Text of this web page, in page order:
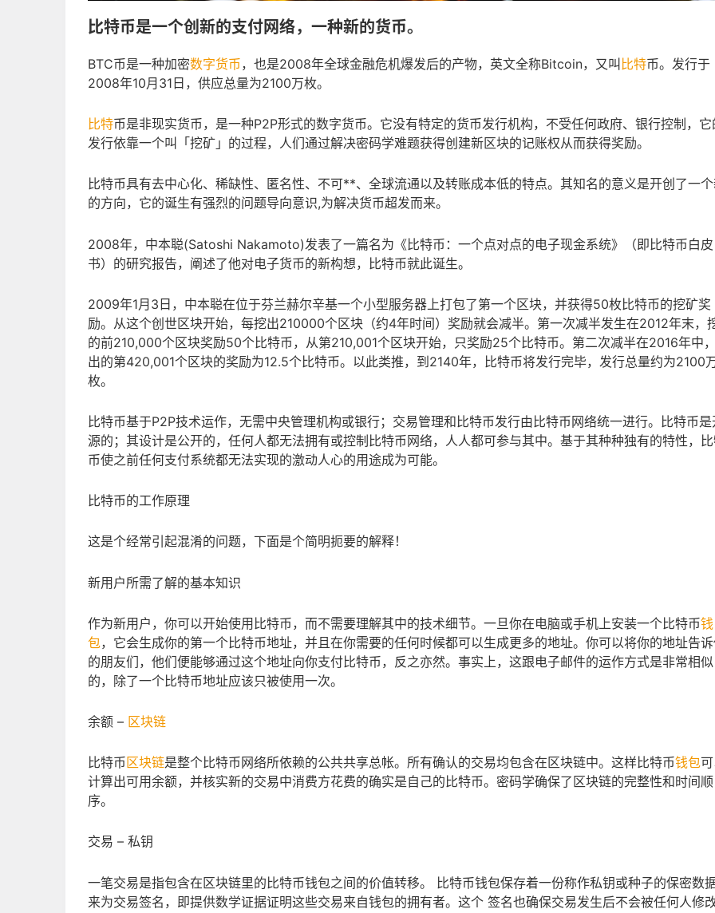
比特币是一个创新的支付网络，一种新的货币。
BTC币是一种加密数字货币，也是2008年全球金融危机爆发后的产物，英文全称Bitcoin，又叫 比特币。发行于
2008年10月31日，供应总量为2100万枚。
比特币是非现实货币，是一种P2P形式的数字货币。它没有特定的货币发行机构，不受任何政府、银行控制，它
发行依靠一个叫「挖矿」的过程，人们通过解决密码学难题获得创建新区块的记账权从而获得奖励。
比特币具有去中心化、稀缺性、匿名性、不可**、全球流通以及转账成本低的特点。其知名的意义是开创了一
的方向，它的诞生有强烈的问题导向意识,为解决货币超发而来。
2008年，中本聪(Satoshi Nakamoto)发表了一篇名为《比特币：一个点对点的电子现金系统》（即比特币白皮
书）的研究报告，阐述了他对电子货币的新构想，比特币就此诞生。
2009年1月3日，中本聪在位于芬兰赫尔辛基一个小型服务器上打包了第一个区块，并获得50枚比特币的挖矿奖
励。从这个创世区块开始，每挖出210000个区块（约4年时间）奖励就会减半。第一次减半发生在2012年末，
的前210,000个区块奖励50个比特币，从第210,001个区块开始，只奖励25个比特币。第二次减半在2016年中
出的第420,001个区块的奖励为12.5个比特币。以此类推，到2140年，比特币将发行完毕，发行总量约为2100
枚。
比特币基于P2P技术运作，无需中央管理机构或银行；交易管理和比特币发行由比特币网络统一进行。比特币是
源的；其设计是公开的，任何人都无法拥有或控制比特币网络，人人都可参与其中。基于其种种独有的特性，
币使之前任何支付系统都无法实现的激动人心的用途成为可能。
比特币的工作原理
这是个经常引起混淆的问题，下面是个简明扼要的解释！
新用户所需了解的基本知识
作为新用户，你可以开始使用比特币，而不需要理解其中的技术细节。一旦你在电脑或手机上安装一个比特币钱
包，它会生成你的第一个比特币地址，并且在你需要的任何时候都可以生成更多的地址。你可以将你的地址告
的朋友们，他们便能够通过这个地址向你支付比特币，反之亦然。事实上，这跟电子邮件的运作方式是非常相似
的，除了一个比特币地址应该只被使用一次。
余额 – 区块链
比特币区块链是整个比特币网络所依赖的公共共享总帐。所有确认的交易均包含在区块链中。这样比特币钱包
计算出可用余额，并核实新的交易中消费方花费的确实是自己的比特币。密码学确保了区块链的完整性和时间顺
序。
交易 – 私钥
一笔交易是指包含在区块链里的比特币钱包之间的价值转移。 比特币钱包保存着一份称作私钥或种子的保密数
来为交易签名，即提供数学证据证明这些交易来自钱包的拥有者。这个 签名也确保交易发生后不会被任何人修